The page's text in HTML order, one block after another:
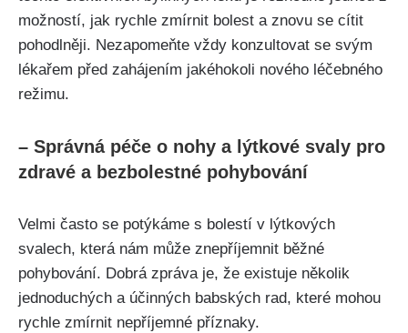
možností, jak rychle zmírnit bolest⁣ a znovu ⁣se ⁣cítit
pohodlněji. Nezapomeňte‍ vždy konzultovat se svým
‍lékařem ⁢před zahájením jakéhokoli nového léčebného
​režimu.
– Správná péče o nohy a lýtkové svaly pro
zdravé a ⁤bezbolestné pohybování
Velmi často ‍se ‍potýkáme s⁣ bolestí⁣ v lýtkových
svalech, která nám může znepříjemnit‍ běžné
pohybování. Dobrá zpráva ⁢je, ⁢že existuje několik
‌jednoduchých a účinných babských ⁢rad,⁣ které mohou
rychle zmírnit⁤ nepříjemné příznaky.​